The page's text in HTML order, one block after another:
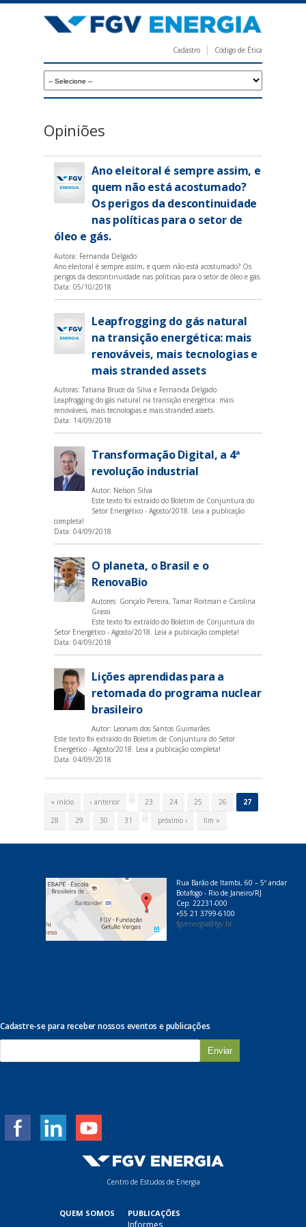
para
principal
V
Cadastro Código de Ética
Opiniões
Ano eleitoral é sempre assim, e
quem não está acostumado?
Os perigos da descontinuidade
nas políticas para o setor de
óleo e gás.
Autora: Fernanda Delgado
Ano eleitoral é sempre assim, e quem não está acostumado? Os
perigos da descontinuidade nas políticas para o setor de óleo e gás.
Data: 05/10/2018
Leapfrogging do gás natural
na transição energética: mais
renováveis, mais tecnologias e
mais stranded assets
Autoras: Tatiana Bruce da Silva e Fernanda Delgado
Leapfrogging do gás natural na transição energética: mais
renováveis, mais tecnologias e mais stranded assets.
Data: 14/09/2018
Transformação Digital, a 4ª
revolução industrial
Autor: Nelson Silva
Este texto foi extraído do Boletim de Conjuntura do
Setor Energético - Agosto/2018. Leia a publicação
completa!
Data: 04/09/2018
O planeta, o Brasil e o
RenovaBio
Autores: Gonçalo Pereira, Tamar Roitman e Carolina
Grassi
Este texto foi extraído do Boletim de Conjuntura do
Setor Energético - Agosto/2018. Leia a publicação completa!
Data: 04/09/2018
Lições aprendidas para a
retomada do programa nuclear
brasileiro
Autor: Leonam dos Santos Guimarães
Este texto foi extraído do Boletim de Conjuntura do Setor
Energético - Agosto/2018. Leia a publicação completa!
Data: 04/09/2018
n
« início ‹ anterior … 23 24 25 26
27
28
29 30 31 … próximo › fim »
Rua Barão de Itambi, 60 – 5º andar
Botafogo - Rio de Janeiro/RJ
Cep: 22231-000
+55 21 3799-6100
fgvenergia@fgv.br
Cadastre-se para receber nossos eventos e publicações
m
Centro de Estudos de Energia
QUEM SOMOS PUBLICAÇÕES
Informes